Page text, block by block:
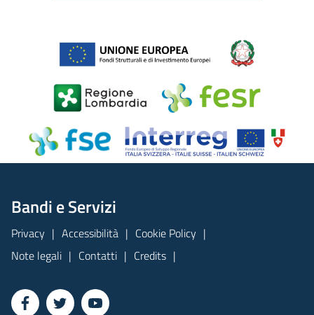
Bandi e Servizi
Privacy Accessibilità
Cookie Policy
Note legali
Contatti Credits